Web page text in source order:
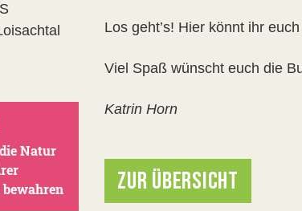
Los geht’s! Hier könnt ihr
Viel Spaß wünscht euch die
Katrin Horn
ZUR ÜBERSICHT
Natur